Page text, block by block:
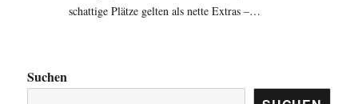
schattige Plätze gelten als nette Extras –…
Suchen